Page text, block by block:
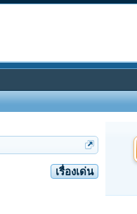
เรื่องเด่น